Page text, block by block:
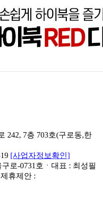
242, 7층 703호(구로동,한
[사업자정보확인]
로-0731호ㆍ대표 : 최성필
휴제안 :